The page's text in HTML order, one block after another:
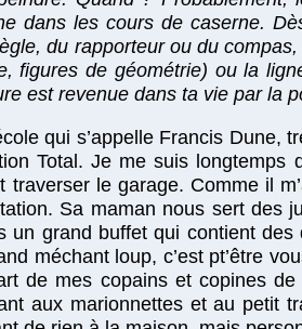
dans les cours de caserne.
du rapporteur ou du
figures de géométrie) ou la
est revenue dans ta vie par la
qui s’appelle Francis
Total. Je me suis longtemps
traverser le garage. Comme il
Sa maman nous sert des
un grand buffet qui contient
méchant loup, c’est pt’être
de mes copains et copines
aux marionnettes et au petit